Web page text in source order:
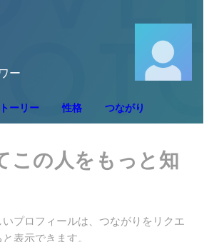
ー
ーリー 性格 つながり
この人をもっと知
プロフィールは、つながりをリクエ
表示できます。